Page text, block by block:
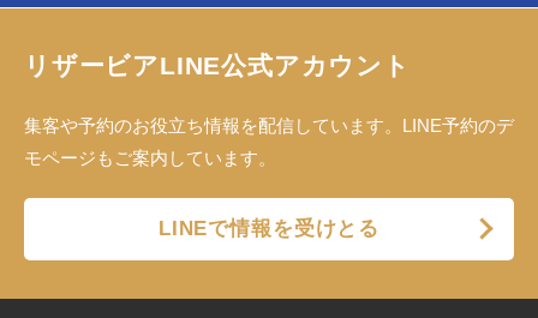
リザービアLINE公式アカウント
集客や予約のお役立ち情報を配信しています。LINE予約のデ
モページもご案内しています。
LINEで情報を受けとる